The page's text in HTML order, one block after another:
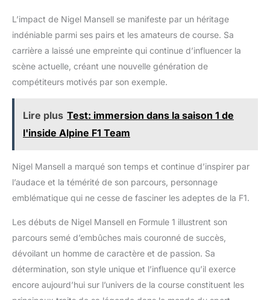
L’impact de Nigel Mansell se manifeste par un héritage
indéniable parmi ses pairs et les amateurs de course. Sa
carrière a laissé une empreinte qui continue d’influencer la
scène actuelle, créant une nouvelle génération de
compétiteurs motivés par son exemple.
Lire plus Test: immersion dans la saison 1 de
l'inside Alpine F1 Team
Nigel Mansell a marqué son temps et continue d’inspirer par
l’audace et la témérité de son parcours, personnage
emblématique qui ne cesse de fasciner les adeptes de la F1.
Les débuts de Nigel Mansell en Formule 1 illustrent son
parcours semé d’embûches mais couronné de succès,
dévoilant un homme de caractère et de passion. Sa
détermination, son style unique et l’influence qu’il exerce
encore aujourd’hui sur l’univers de la course constituent les